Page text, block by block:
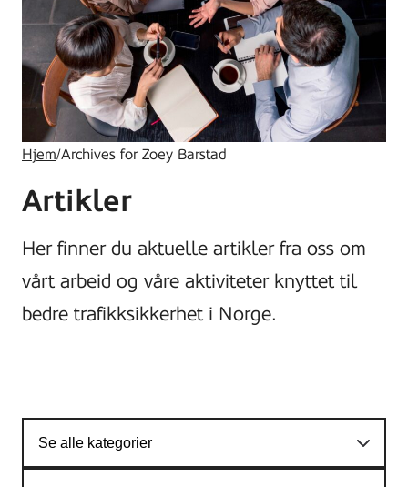
Hjem/Archives for Zoey Barstad
Artikler
Her finner du aktuelle artikler fra oss om
vårt arbeid og våre aktiviteter knyttet til
bedre trafikksikkerhet i Norge.